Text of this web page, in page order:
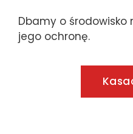
Dbamy o
jego ochronę.